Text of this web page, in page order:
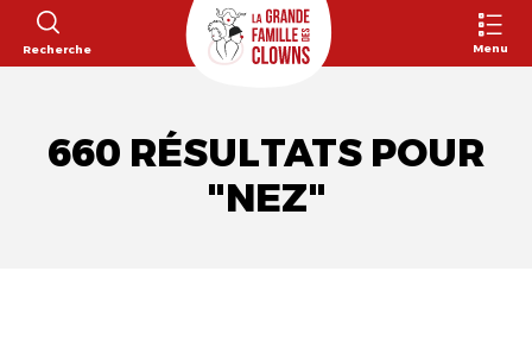
Recherche Menu
660 RÉSULTATS POUR
"NEZ"